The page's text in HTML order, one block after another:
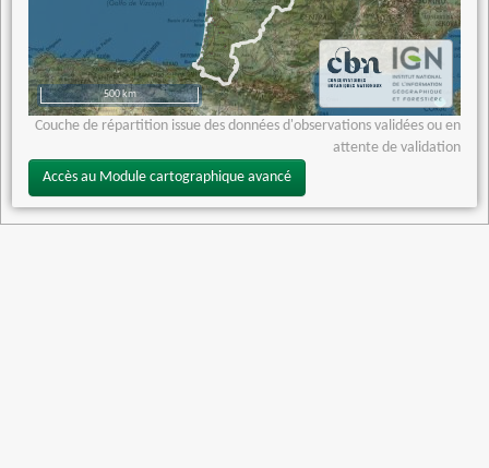
500 km
Couche de répartition issue des données d'observations validées ou en
attente de validation
Accès au Module cartographique avancé